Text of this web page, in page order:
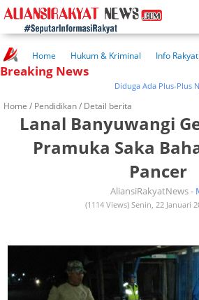
Home Hukum & Kriminal Info Rakyat
Kuliner Rakyat
Wisata Rakyat
Kesehatan
Breaking News
Diduga Ada Plus-Plus
Home / Pendidikan/ Detail berita
Lanal Banyuwangi
Pramuka Saka
Pancer
AliansiRakyatNews -
(1114 Views) Senin, 22 Januari